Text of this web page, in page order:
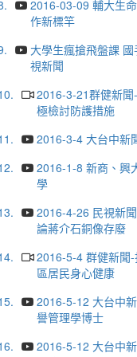
2016-03-09 輔大生
作新標竿
大學生瘋搶飛盤課
視新聞
2016-3-21群健新
極檢討防護措施
2016-3-4 大台中新
2016-1-8 新商、興
學
2016-4-26 民視新
論蔣介石銅像存廢
2016-5-4 群健新聞
區居民身心健康
2016-5-12 大台中
譽管理學博士
2016-5-12 大台中